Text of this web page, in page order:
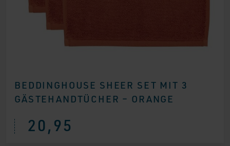
BEDDINGHOUSE SHEER SET MIT 3
GÄSTEHANDTÜCHER – ORANGE
20,95